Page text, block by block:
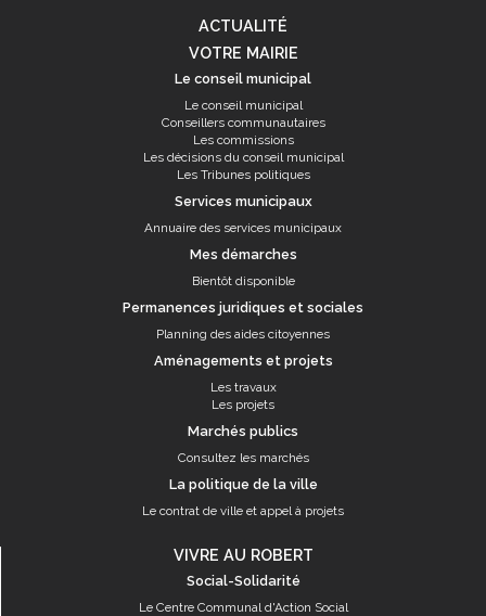
ACTUALITÉ
VOTRE MAIRIE
Le conseil municipal
Le conseil municipal
Conseillers communautaires
Les commissions
Les décisions du conseil municipal
Les Tribunes politiques
Services municipaux
Annuaire des services municipaux
Mes démarches
Bientôt disponible
Permanences juridiques et sociales
Planning des aides citoyennes
Aménagements et projets
Les travaux
Les projets
Marchés publics
Consultez les marchés
La politique de la ville
Le contrat de ville et appel à projets
VIVRE AU ROBERT
Social-Solidarité
Le Centre Communal d'Action Social